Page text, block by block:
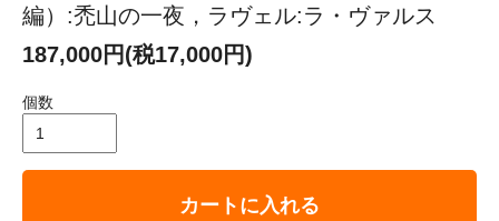
編）:禿山の一夜，ラヴェル:ラ・ヴァルス
187,000円(税17,000円)
個数
カートに入れる